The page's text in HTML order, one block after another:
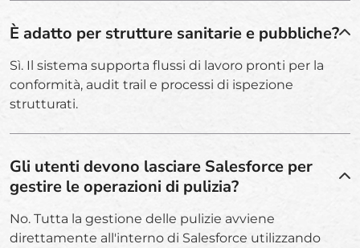
È adatto per strutture sanitarie e pubbliche?
Sì. Il sistema supporta flussi di lavoro pronti per la
conformità, audit trail e processi di ispezione
strutturati.
Gli utenti devono lasciare Salesforce per
gestire le operazioni di pulizia?
No. Tutta la gestione delle pulizie avviene
direttamente all'interno di Salesforce utilizzando